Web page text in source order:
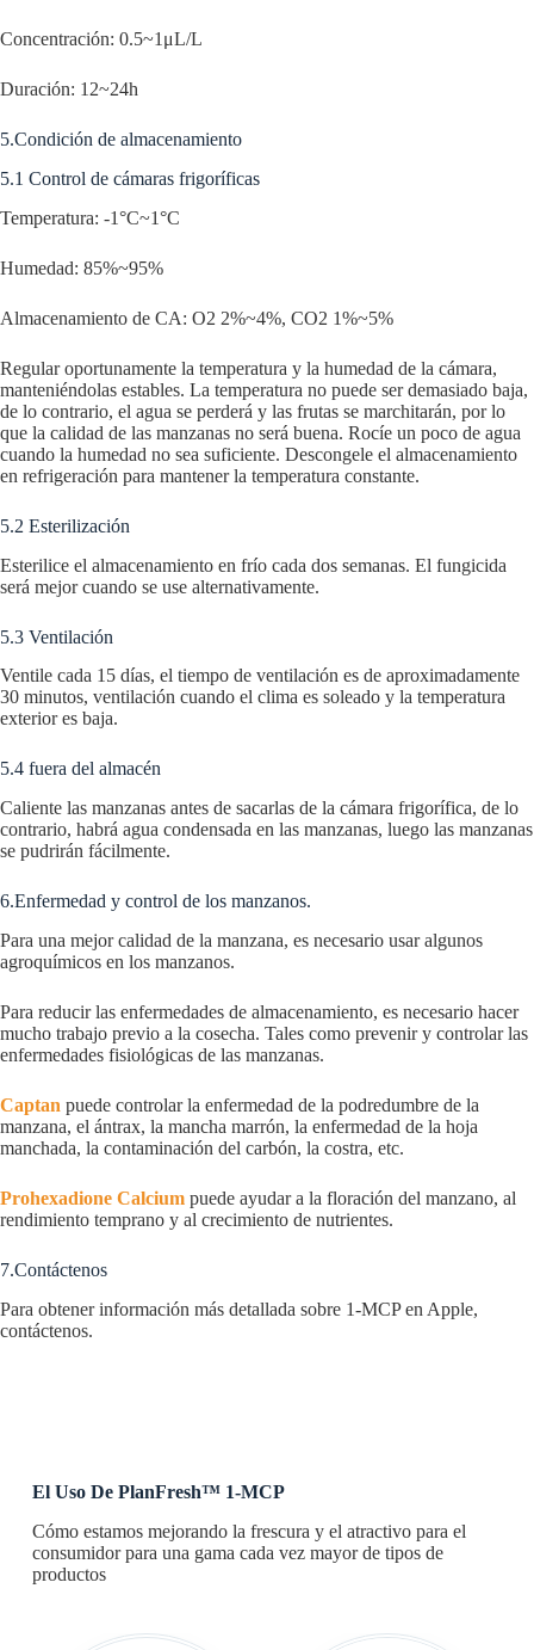
Concentración: 0.5~1μL/L
Duración: 12~24h
5.Condición de almacenamiento
5.1 Control de cámaras frigoríficas
Temperatura: -1°C~1°C
Humedad: 85%~95%
Almacenamiento de CA: O2 2%~4%, CO2 1%~5%
Regular oportunamente la temperatura y la humedad de la cámara,
manteniéndolas estables. La temperatura no puede ser demasiado baja,
de lo contrario, el agua se perderá y las frutas se marchitarán, por lo
que la calidad de las manzanas no será buena. Rocíe un poco de agua
cuando la humedad no sea suficiente. Descongele el almacenamiento
en refrigeración para mantener la temperatura constante.
5.2 Esterilización
Esterilice el almacenamiento en frío cada dos semanas. El fungicida
será mejor cuando se use alternativamente.
5.3 Ventilación
Ventile cada 15 días, el tiempo de ventilación es de aproximadamente
30 minutos, ventilación cuando el clima es soleado y la temperatura
exterior es baja.
5.4 fuera del almacén
Caliente las manzanas antes de sacarlas de la cámara frigorífica, de lo
contrario, habrá agua condensada en las manzanas, luego las manzanas
se pudrirán fácilmente.
6.Enfermedad y control de los manzanos.
Para una mejor calidad de la manzana, es necesario usar algunos
agroquímicos en los manzanos.
Para reducir las enfermedades de almacenamiento, es necesario hacer
mucho trabajo previo a la cosecha. Tales como prevenir y controlar las
enfermedades fisiológicas de las manzanas.
Captan puede controlar la enfermedad de la podredumbre de la
manzana, el ántrax, la mancha marrón, la enfermedad de la hoja
manchada, la contaminación del carbón, la costra, etc.
Prohexadione Calcium puede ayudar a la floración del manzano, al
rendimiento temprano y al crecimiento de nutrientes.
7.Contáctenos
Para obtener información más detallada sobre 1-MCP en Apple,
contáctenos.
El Uso De PlanFresh™ 1-MCP
Cómo estamos mejorando la frescura y el atractivo para el
consumidor para una gama cada vez mayor de tipos de
productos